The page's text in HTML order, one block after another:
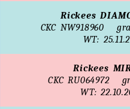
Rickees
CKC NW918960
WT:
Rickees
CKC RU064972
WT: